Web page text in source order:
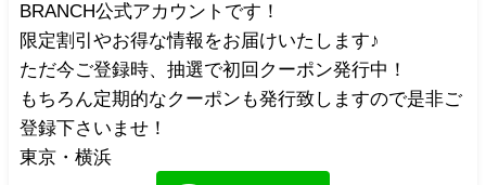
BRANCH公式アカウントです！
限定割引やお得な情報をお届けいたします♪
ただ今ご登録時、抽選で初回クーポン発行中！
もちろん定期的なクーポンも発行致しますので是非ご
登録下さいませ！
東京・横浜